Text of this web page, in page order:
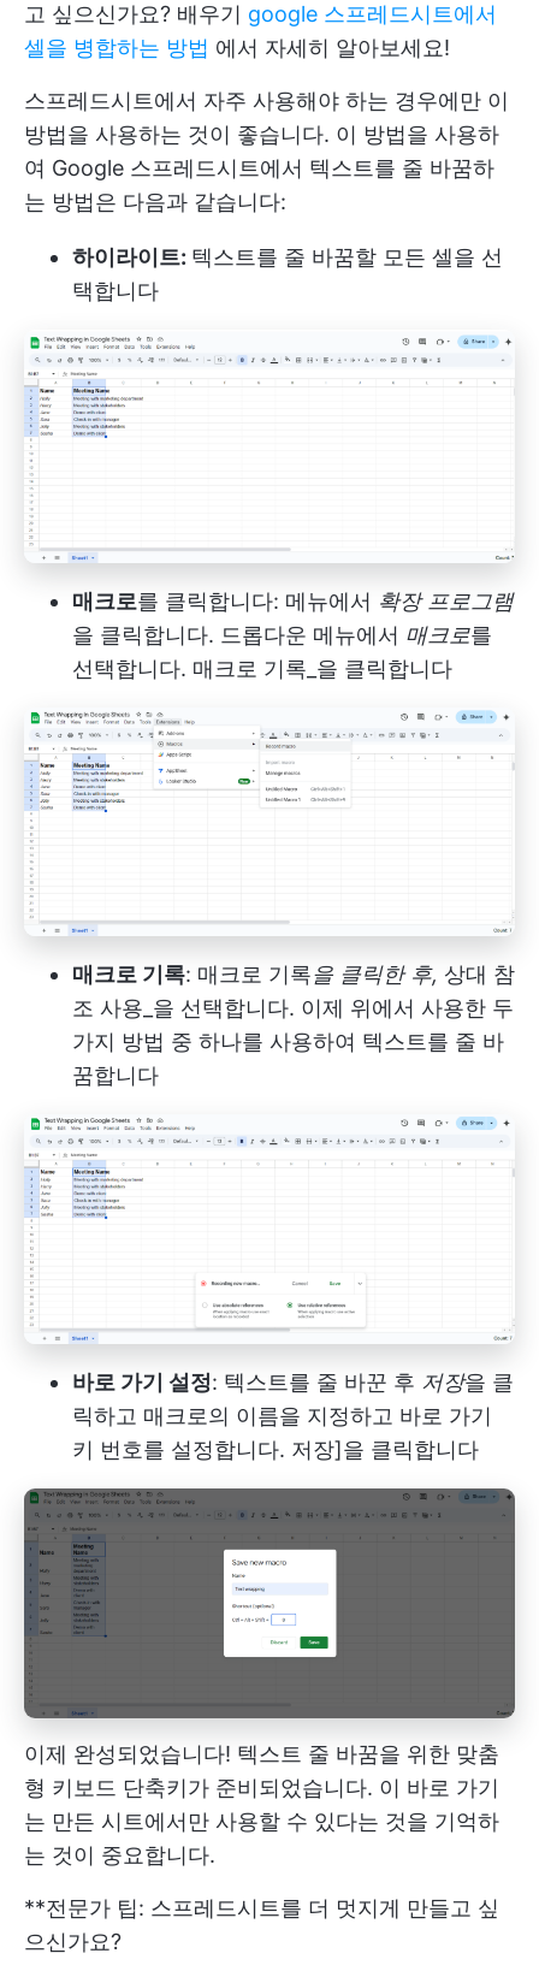
고 싶으신가요? 배우기 google 스프레드시트에서
셀을 병합하는 방법 에서 자세히 알아보세요!
스프레드시트에서 자주 사용해야 하는 경우에만 이
방법을 사용하는 것이 좋습니다. 이 방법을 사용하
여 Google 스프레드시트에서 텍스트를 줄 바꿈하
는 방법은 다음과 같습니다:
하이라이트: 텍스트를 줄 바꿈할 모든 셀을 선
택합니다
매크로를 클릭합니다: 메뉴에서 확장 프로그램
을 클릭합니다. 드롭다운 메뉴에서 매크로를
선택합니다. 매크로 기록_을 클릭합니다
매크로 기록: 매크로 기록을 클릭한 후, 상대 참
조 사용_을 선택합니다. 이제 위에서 사용한 두
가지 방법 중 하나를 사용하여 텍스트를 줄 바
꿈합니다
바로 가기 설정: 텍스트를 줄 바꾼 후 저장을 클
릭하고 매크로의 이름을 지정하고 바로 가기
키 번호를 설정합니다. 저장]을 클릭합니다
이제 완성되었습니다! 텍스트 줄 바꿈을 위한 맞춤
형 키보드 단축키가 준비되었습니다. 이 바로 가기
는 만든 시트에서만 사용할 수 있다는 것을 기억하
는 것이 중요합니다.
**전문가 팁: 스프레드시트를 더 멋지게 만들고 싶
으신가요?